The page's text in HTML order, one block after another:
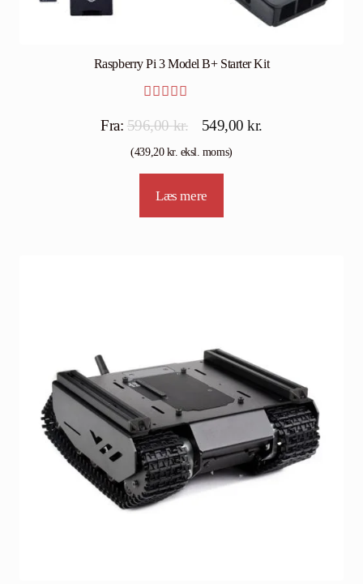
Raspberry Pi 3 Model B+ Starter Kit
5.00ud af
5
Fra: 596,00kr.
Den
oprindelige
pris
var:
549,00kr.Den
(439,20kr. eksl. moms)
Læs mere